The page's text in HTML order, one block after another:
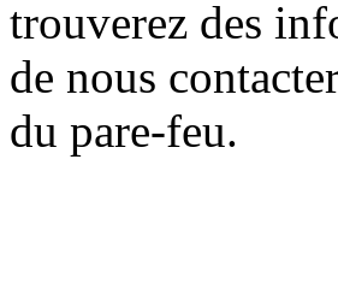
trouverez des
de nous
du pare-feu.